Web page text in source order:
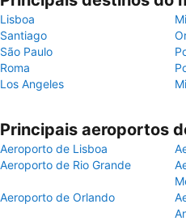
Lisboa
Santiago
São Paulo
Roma
Los Angeles
Principais aeroportos
Aeroporto de Lisboa
Aeroporto de Rio Grande
Aeroporto de Orlando